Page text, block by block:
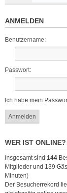
ANMELDEN
Benutzername:
Passwort:
Ich habe mein
WER IST ONLINE?
Insgesamt sind 144
Mitglieder und 139
Minuten)
Der Besucherrekord